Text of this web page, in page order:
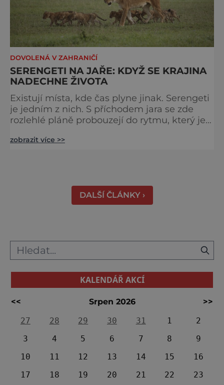
DOVOLENÁ V ZAHRANIČÍ
SERENGETI NA JAŘE: KDYŽ SE KRAJINA
NADECHNE ŽIVOTA
Existují místa, kde čas plyne jinak. Serengeti
je jedním z nich. S příchodem jara se zde
rozlehlé pláně probouzejí do rytmu, který je
tráva svěží a horizont nekonečný. A právě v
shromažďují statisíce zvířat. Více než 1,5
milionu pakoňů, dop
zobrazit více >>
DALŠÍ ČLÁNKY ›
KALENDÁŘ AKCÍ
<< Srpen 2026
>>
27
28 29 30 31 1
2
3
4 5 6 7 8
9
10
11 12 13 14 15
16
17
18 19 20 21 22
23